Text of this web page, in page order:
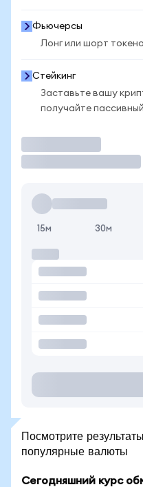
Фьючерсы
Лонг или шорт
Стейкинг
Заставьте вашу
получайте
15м 30м
Посмотрите
популярные валюты
Сегодняшний курс